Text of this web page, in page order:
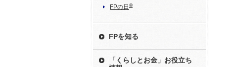
FPの日 ®
FPを知る
「くらしとお金」お役立ち